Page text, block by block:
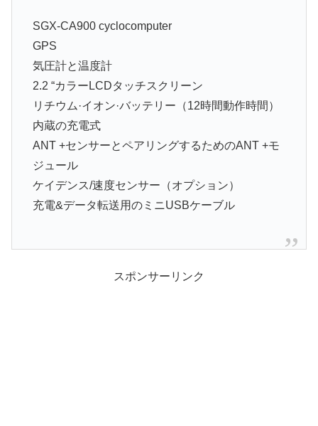
SGX-CA900 cyclocomputer
GPS
気圧計と温度計
2.2 “カラーLCDタッチスクリーン
リチウム·イオン·バッテリー（12時間動作時間）
内蔵の充電式
ANT +センサーとペアリングするためのANT +モ
ジュール
ケイデンス/速度センサー（オプション）
充電&データ転送用のミニUSBケーブル
スポンサーリンク